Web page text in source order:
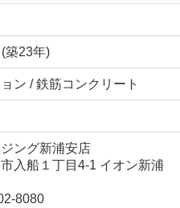
築23年)
ン / 鉄筋コンクリート
ング新浦安店
入船１丁目4-1 イオン新浦
8080